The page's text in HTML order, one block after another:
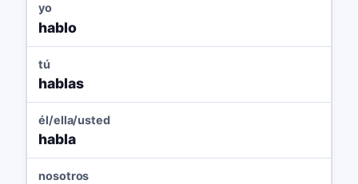
yo
hablo
tú
hablas
él/ella/usted
habla
nosotros